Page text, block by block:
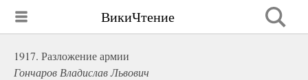
ВикиЧтение
1917. Разложение армии
Гончаров Владислав Львович